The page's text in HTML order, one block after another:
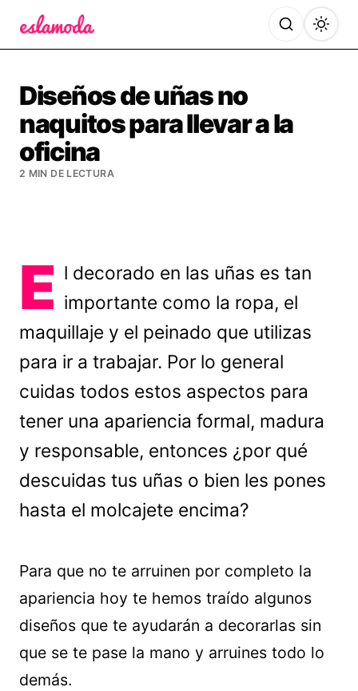
Diseños de uñas no
naquitos para llevar a la
oficina
2 MIN DE LECTURA
E l decorado en las uñas es tan
importante como la ropa, el
maquillaje y el peinado que utilizas
para ir a trabajar. Por lo general
cuidas todos estos aspectos para
tener una apariencia formal, madura
y responsable, entonces ¿por qué
descuidas tus uñas o bien les pones
hasta el molcajete encima?
Para que no te arruinen por completo la
apariencia hoy te hemos traído algunos
diseños que te ayudarán a decorarlas sin
que se te pase la mano y arruines todo lo
demás.